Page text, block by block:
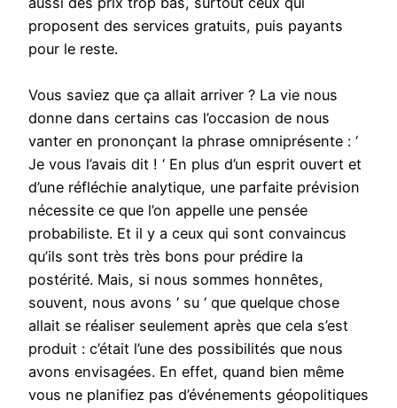
proposent des services gratuits, puis payants
pour le reste.
Vous saviez que ça allait arriver ? La vie nous
donne dans certains cas l’occasion de nous
vanter en prononçant la phrase omniprésente : ‘
Je vous l’avais dit ! ‘ En plus d’un esprit ouvert et
d’une réfléchie analytique, une parfaite prévision
nécessite ce que l’on appelle une pensée
probabiliste. Et il y a ceux qui sont convaincus
qu’ils sont très très bons pour prédire la
postérité. Mais, si nous sommes honnêtes,
souvent, nous avons ‘ su ‘ que quelque chose
allait se réaliser seulement après que cela s’est
produit : c’était l’une des possibilités que nous
avons envisagées. En effet, quand bien même
vous ne planifiez pas d’événements géopolitiques